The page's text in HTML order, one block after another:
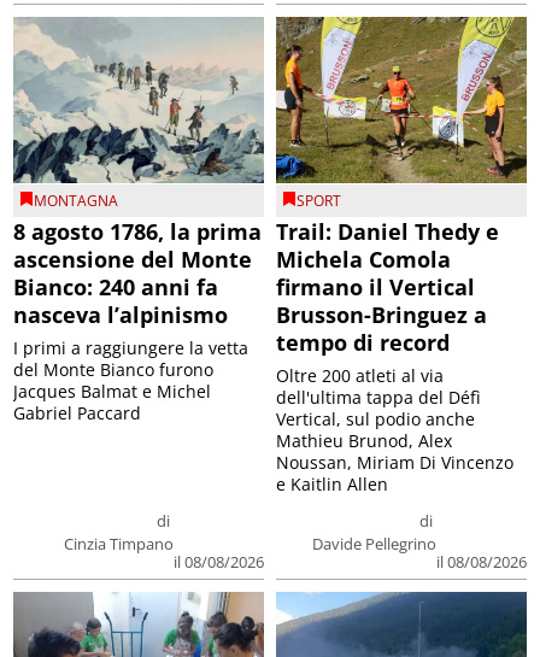
MONTAGNA
8 agosto 1786, la prima
ascensione del Monte
Bianco: 240 anni fa
nasceva l’alpinismo
di
Cinzia Timpano
il 08/08/2026
I primi a raggiungere la vetta
del Monte Bianco furono
Jacques Balmat e Michel
Gabriel Paccard
SPORT
Trail: Daniel Thedy e
Michela Comola
firmano il Vertical
Brusson-Bringuez a
tempo di record
di
Davide Pellegrino
il 08/08/2026
Oltre 200 atleti al via
dell'ultima tappa del Défì
Vertical, sul podio anche
Mathieu Brunod, Alex
Noussan, Miriam Di Vincenzo
e Kaitlin Allen